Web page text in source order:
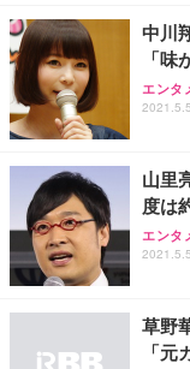
中川
「
エンタ
山里
度は
エンタ
草野
「元